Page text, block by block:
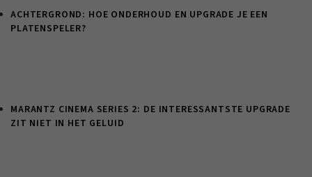
ACHTERGROND: HOE ONDERHOUD EN UPGRADE JE EEN
PLATENSPELER?
MARANTZ CINEMA SERIES 2: DE INTERESSANTSTE UPGRADE
ZIT NIET IN HET GELUID